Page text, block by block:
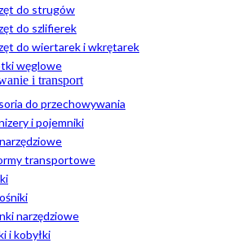
do strugów
do szlifierek
do wiertarek i wkrętarek
węglowe
i transport
do przechowywania
i pojemniki
transportowe
narzędziowe
i kobyłki